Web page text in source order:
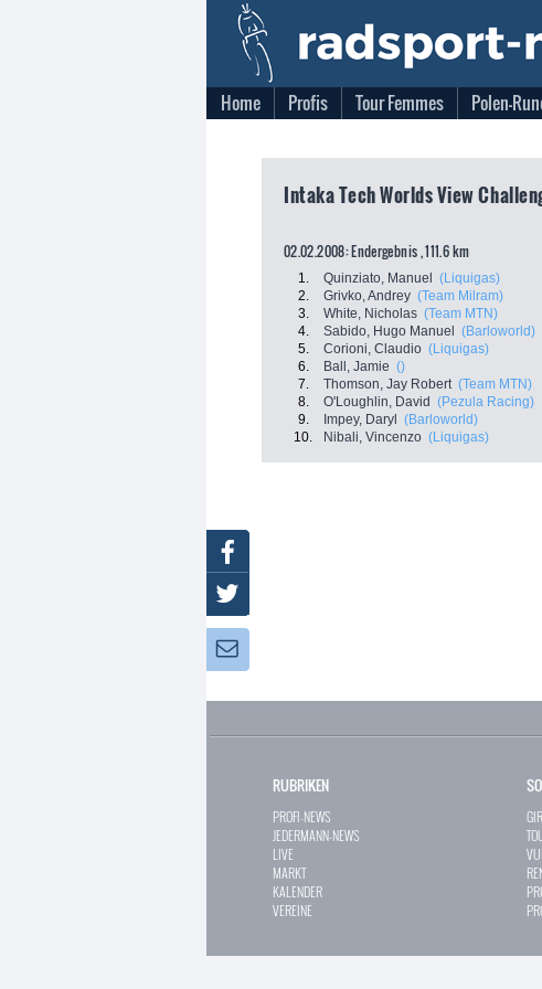
Home Profis Tour Femmes Polen-
Intaka Tech Worlds View
02.02.2008: Endergebnis , 111.6 km
1. Quinziato, Manuel (Liquigas)
2.
Grivko, Andrey (Team Milram)
3.
White, Nicholas (Team MTN)
4.
Sabido, Hugo Manuel (Barloworld)
5.
Corioni, Claudio (Liquigas)
6.
Ball, Jamie ()
7.
Thomson, Jay Robert (Team MTN)
8.
O'Loughlin, David (Pezula Racing)
9.
Impey, Daryl (Barloworld)
10.
Nibali, Vincenzo (Liquigas)
RUBRIKEN
PROFI-NEWS
JEDERMANN-NEWS
LIVE
MARKT
KALENDER
VEREINE